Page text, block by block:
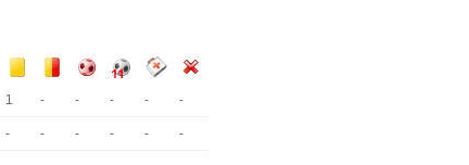
1 - - - - -
- - - - - -